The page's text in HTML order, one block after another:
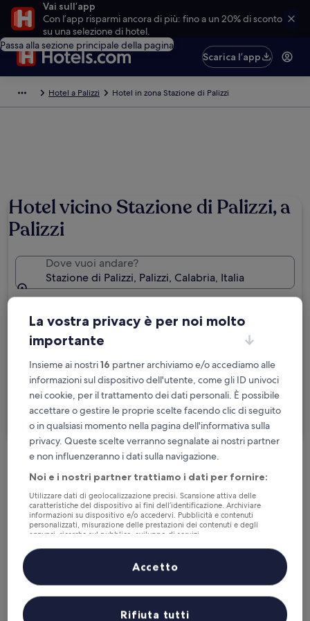
Vai sull’app
Con l’app risparmi ancora di più: fino a un 20% di sconto
su una selezione di hotel.
Passa alla sezione principale della pagina
Scarica l’app
Hotel a Palizzi Hotel in zona Stazione di Palizzi
Hotel vicino Stazione di Palizzi, a
Palizzi
Dove vuoi andare?
Stazione di Palizzi, Palizzi, Calabria, Italia
ven 21 ago - sab 22 ago
Persone
2 persone, 1 camera
Sono in viaggio per lavoro
Cerca
Cancellazione gratuita se cambi
programma
Accumula vantaggi con ogni notte di
soggiorno
Risparmia di più con le tariffe per soli
iscritti
La vostra privacy è per noi molto
importante
Insieme ai nostri16 partner archiviamo e/o accediamo alle
informazioni sul dispositivo dell'utente, come gli ID univoci
nei cookie, per il trattamento dei dati personali. È possibile
accettare o gestire le proprie scelte facendo clic di seguito
o in qualsiasi momento nella pagina dell'informativa sulla
privacy. Queste scelte verranno segnalate ai nostri partner
e non influenzeranno i dati sulla navigazione.
Noi e i nostri partner trattiamo i dati per fornire:
Utilizzare dati di geolocalizzazione precisi. Scansione attiva delle
caratteristiche del dispositivo ai fini dell’identificazione. Archiviare
informazioni su dispositivo e/o accedervi. Pubblicità e contenuti
personalizzati, misurazione delle prestazioni dei contenuti e degli
annunci, ricerche sul pubblico, sviluppo di servizi.
Elenco dei partner (fornitori)
Rifiuta tutti
Accetto